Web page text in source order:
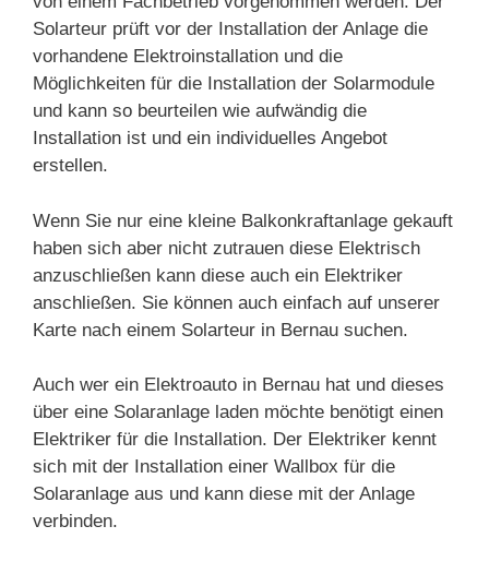
Solarteur prüft vor der Installation der Anlage die
vorhandene Elektroinstallation und die
Möglichkeiten für die Installation der Solarmodule
und kann so beurteilen wie aufwändig die
Installation ist und ein individuelles Angebot
erstellen.
Wenn Sie nur eine kleine Balkonkraftanlage gekauft
haben sich aber nicht zutrauen diese Elektrisch
anzuschließen kann diese auch ein Elektriker
anschließen. Sie können auch einfach auf unserer
Karte nach einem Solarteur in Bernau suchen.
Auch wer ein Elektroauto in Bernau hat und dieses
über eine Solaranlage laden möchte benötigt einen
Elektriker für die Installation. Der Elektriker kennt
sich mit der Installation einer Wallbox für die
Solaranlage aus und kann diese mit der Anlage
verbinden.